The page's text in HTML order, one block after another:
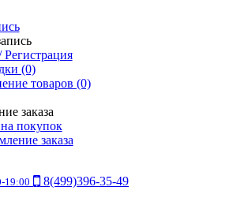
Регистрация
(0)
товаров (0)
заказа
покупок
заказа
19:00
8(499)396-35-49